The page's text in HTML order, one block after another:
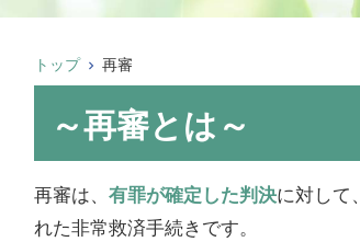
トップ 再審
～再審とは～
再審は、 有罪が確定した判決に対して
れた非常救済手続きです。